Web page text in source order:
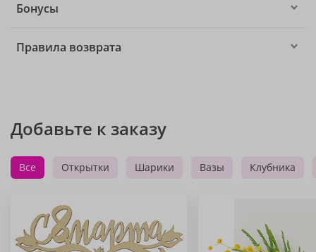
Бонусы
Правила возврата
Добавьте к заказу
Все Открытки Шарики Вазы Клубника